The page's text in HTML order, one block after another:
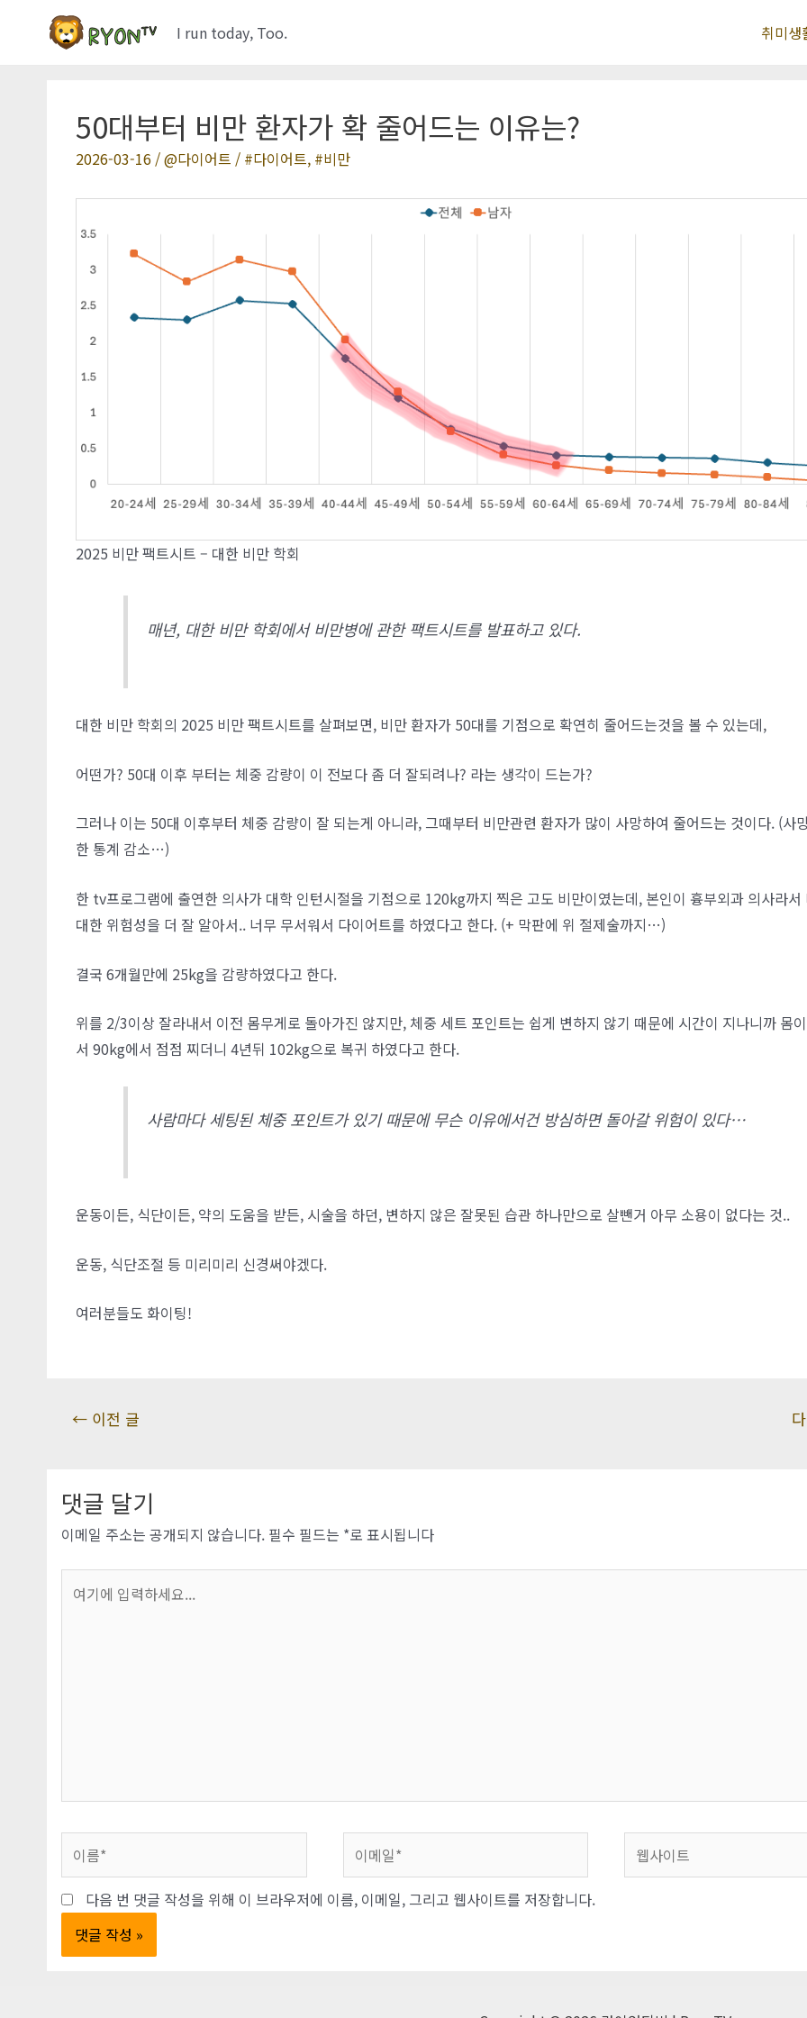
I run today, Too. 취미생
50대부터 비만 환자가 확 줄어드는 이유는?
2026-03-16/ 다이어트 / 다이어트, 비만
2025 비만 팩트시트 – 대한 비만 학회
매년, 대한 비만 학회에서 비만병에 관한 팩트시트를 발표하고 있다.
대한 비만 학회의 2025 비만 팩트시트를 살펴보면, 비만 환자가 50대를 기점으로 확연히 줄어드는것을 볼 수 있는데,
어떤가? 50대 이후 부터는 체중 감량이 이 전보다 좀 더 잘되려나? 라는 생각이 드는가?
그러나 이는 50대 이후부터 체중 감량이 잘 되는게 아니라, 그때부터 비만관련 환자가 많이 사망하여 줄어드는 것이다. (사
한 통계 감소…)
한 tv프로그램에 출연한 의사가 대학 인턴시절을 기점으로 120kg까지 찍은 고도 비만이였는데, 본인이 흉부외과 의사라서
대한 위험성을 더 잘 알아서.. 너무 무서워서 다이어트를 하였다고 한다. (+ 막판에 위 절제술까지…)
결국 6개월만에 25kg을 감량하였다고 한다.
위를 2/3이상 잘라내서 이전 몸무게로 돌아가진 않지만, 체중 세트 포인트는 쉽게 변하지 않기 때문에 시간이 지나니까 몸
서 90kg에서 점점 찌더니 4년뒤 102kg으로 복귀 하였다고 한다.
사람마다 세팅된 체중 포인트가 있기 때문에 무슨 이유에서건 방심하면 돌아갈 위험이 있다…
운동이든, 식단이든, 약의 도움을 받든, 시술을 하던, 변하지 않은 잘못된 습관 하나만으로 살뺀거 아무 소용이 없다는 것..
운동, 식단조절 등 미리미리 신경써야겠다.
여러분들도 화이팅!
←이전 글
댓글 달기
이메일 주소는 공개되지 않습니다. 필수 필드는 *로 표시됩니다
*
일
다음 번 댓글 작성을 위해 이 브라우저에 이름, 이메일, 그리고 웹사이트를 저장합니다.